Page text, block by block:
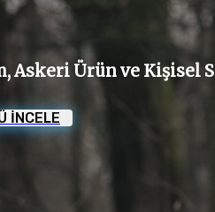
Askeri Ürün ve Kişisel
İNCELE